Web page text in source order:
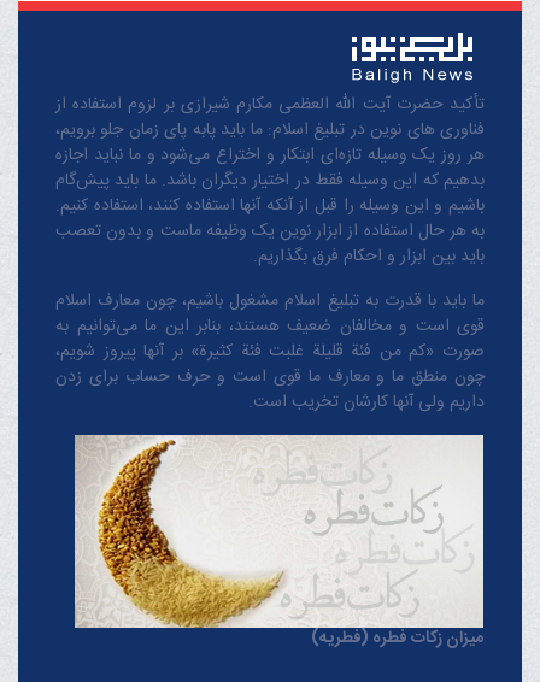
تأکید حضرت آیت الله العظمی مکارم شیرازی بر لزوم استفاده از
فناوری های نوین در تبلیغ اسلام: ما باید پابه پای زمان جلو برویم،
هر روز یک وسیله تازه‌ای ابتکار و اختراع می‌شود و ما نباید اجازه
بدهیم که این وسیله فقط در اختیار دیگران باشد. ما باید پیش‌گام
باشیم و این وسیله را قبل از آنکه آنها استفاده کنند، استفاده کنیم.
به هر حال استفاده از ابزار نوین یک وظیفه ماست و بدون تعصب
باید بین ابزار و احکام فرق بگذاریم.
ما باید با قدرت به تبلیغ اسلام مشغول باشیم، چون معارف اسلام
قوی است و مخالفان ضعیف هستند، بنابر این ما می‌توانیم به
صورت «کم من فئة قلیلة غلبت فئة کثیرة» بر آنها پیروز شویم،
چون منطق‌ ما و معارف ‌ما قوی است و حرف حساب برای زدن
داریم ولی آنها کارشان تخریب است.
میزان زکات فطره (فطریه)